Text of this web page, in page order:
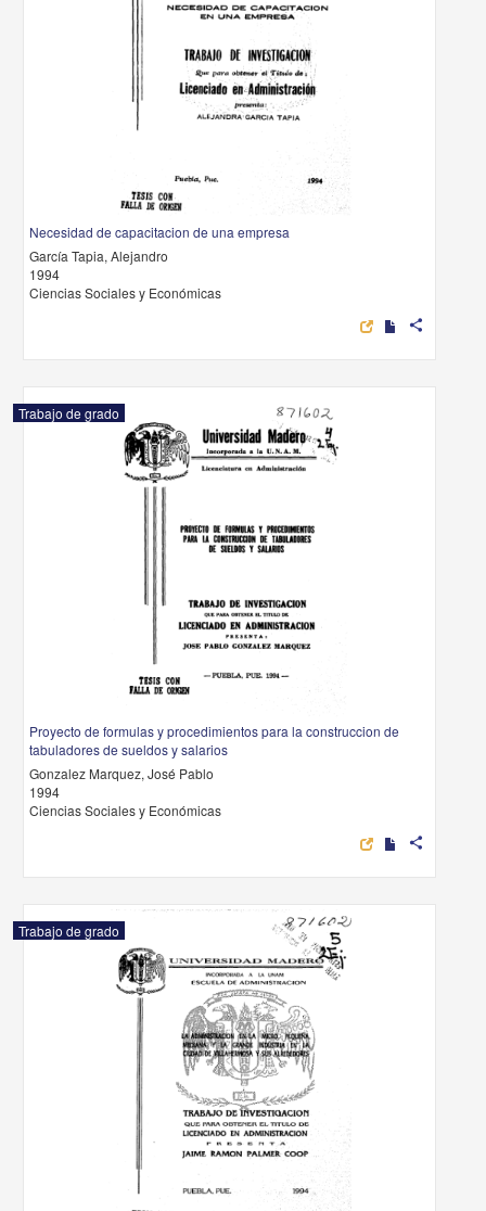
Necesidad de capacitacion de una empresa
García Tapia, Alejandro
1994
Ciencias Sociales y Económicas
share
Trabajo de grado
Proyecto de formulas y procedimientos para la construccion de
tabuladores de sueldos y salarios
Gonzalez Marquez, José Pablo
1994
Ciencias Sociales y Económicas
share
Trabajo de grado